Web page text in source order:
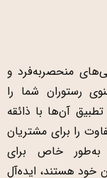
منحصربه‌فرد و
رستوران شما را
آن‌ها با ذائقه
را برای مشتریان
به‌طور خاص برای
خود هستند، ایده‌آل